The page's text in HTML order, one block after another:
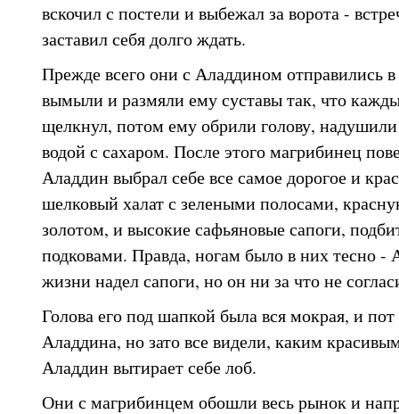
вскочил с постели и выбежал за ворота -
заставил себя долго ждать.
Прежде всего они с Аладдином отправились
вымыли и размяли ему суставы так, что
щелкнул, потом ему обрили голову,
водой с сахаром. После этого магрибинец
Аладдин выбрал себе все самое дорогое и
шелковый халат с зелеными полосами,
золотом, и высокие сафьяновые сапоги,
подковами. Правда, ногам было в них тесно -
жизни надел сапоги, но он ни за что не
Голова его под шапкой была вся мокрая, и
Аладдина, но зато все видели, каким
Аладдин вытирает себе лоб.
Они с магрибинцем обошли весь рынок и